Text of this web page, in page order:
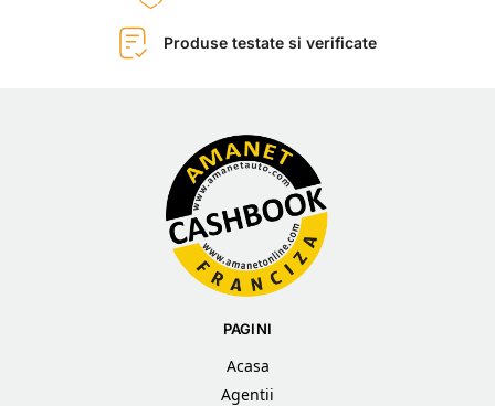
Produse testate si verificate
PAGINI
Acasa
Agentii